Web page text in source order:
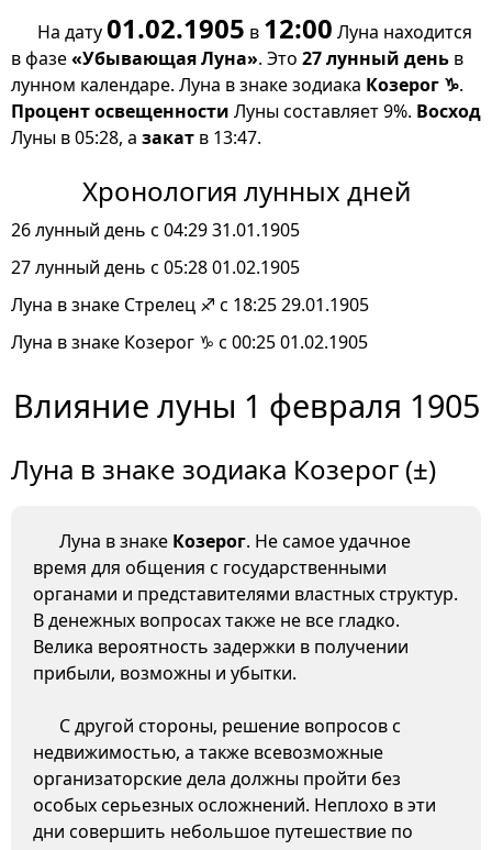
На дату01.02.1905 в 12:00 Луна находится
в фазе«Убывающая Луна». Это 27 лунный день в
лунном календаре. Луна в знаке зодиака Козерог ♑.
Процент освещенности Луны составляет 9%. Восход
Луны в 05:28, а закат в 13:47.
Хронология лунных дней
26 лунный день с 04:29 31.01.1905
27 лунный день с 05:28 01.02.1905
Луна в знаке Стрелец ♐ с 18:25 29.01.1905
Луна в знаке Козерог ♑ с 00:25 01.02.1905
Влияние луны 1 февраля 1905
Луна в знаке зодиака Козерог (±)
Луна в знаке Козерог. Не самое удачное
время для общения с государственными
органами и представителями властных структур.
В денежных вопросах также не все гладко.
Велика вероятность задержки в получении
прибыли, возможны и убытки.
С другой стороны, решение вопросов с
недвижимостью, а также всевозможные
организаторские дела должны пройти без
особых серьезных осложнений. Неплохо в эти
дни совершить небольшое путешествие по